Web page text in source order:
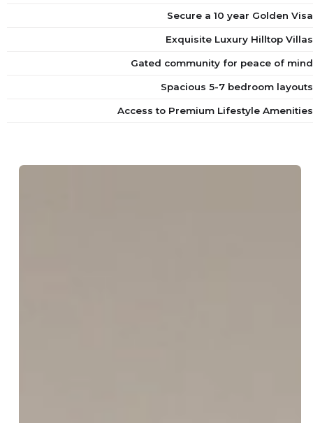
Secure a 10 year Golden Visa
Exquisite Luxury Hilltop Villas
Gated community for peace of mind
Spacious 5-7 bedroom layouts
Access to Premium Lifestyle Amenities